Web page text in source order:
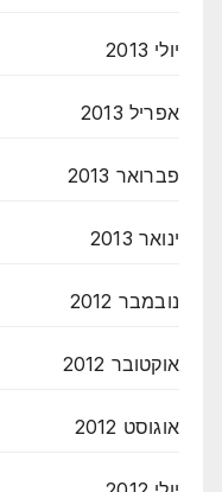
יולי 2013
אפריל 2013
פברואר 2013
ינואר 2013
נובמבר 2012
אוקטובר 2012
אוגוסט 2012